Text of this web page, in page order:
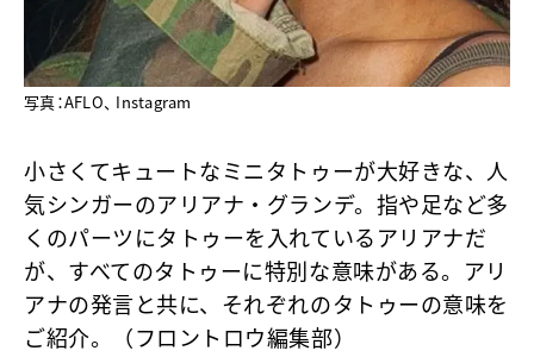
写真：AFLO、 Instagram
小さくてキュートなミニタトゥーが大好きな、人
気シンガーのアリアナ・グランデ。指や足など多
くのパーツにタトゥーを入れているアリアナだ
が、すべてのタトゥーに特別な意味がある。アリ
アナの発言と共に、それぞれのタトゥーの意味を
ご紹介。（フロントロウ編集部）